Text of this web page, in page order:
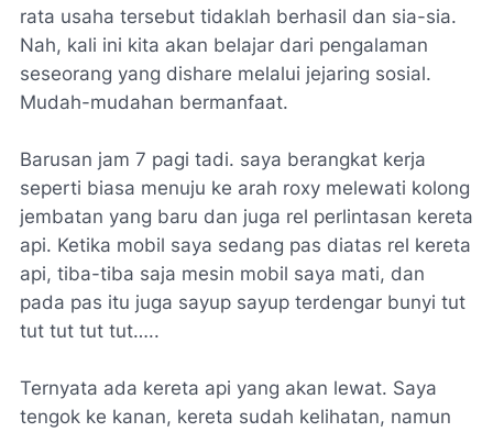
rata usaha tersebut tidaklah berhasil dan sia-sia.
Nah, kali ini kita akan belajar dari pengalaman
seseorang yang dishare melalui jejaring sosial.
Mudah-mudahan bermanfaat.
Barusan jam 7 pagi tadi. saya berangkat kerja
seperti biasa menuju ke arah roxy melewati kolong
jembatan yang baru dan juga rel perlintasan kereta
api. Ketika mobil saya sedang pas diatas rel kereta
api, tiba-tiba saja mesin mobil saya mati, dan
pada pas itu juga sayup sayup terdengar bunyi tut
tut tut tut tut…..
Ternyata ada kereta api yang akan lewat. Saya
tengok ke kanan, kereta sudah kelihatan, namun